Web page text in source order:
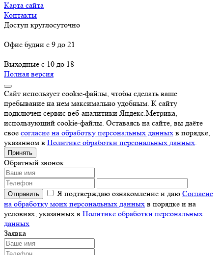
Карта сайта
Контакты
Доступ круглосуточно
Офис будни с 9 до 21
Выходные с 10 до 18
Полная версия
Сайт использует cookie-файлы, чтобы сделать ваше
пребывание на нем максимально удобным. К cайту
подключен сервис веб-аналитики Яндекс.Метрика,
использующий cookie-файлы. Оставаясь на сайте, вы даёте
свое согласие на обработку персональных данных в порядке,
указанном в Политике обработки персональных данных.
Принять
Обратный звонок
Я подтверждаю ознакомление и даю Согласие
на обработку моих персональных данных в порядке и на
условиях, указанных в Политике обработки персональных
данных
Заявка